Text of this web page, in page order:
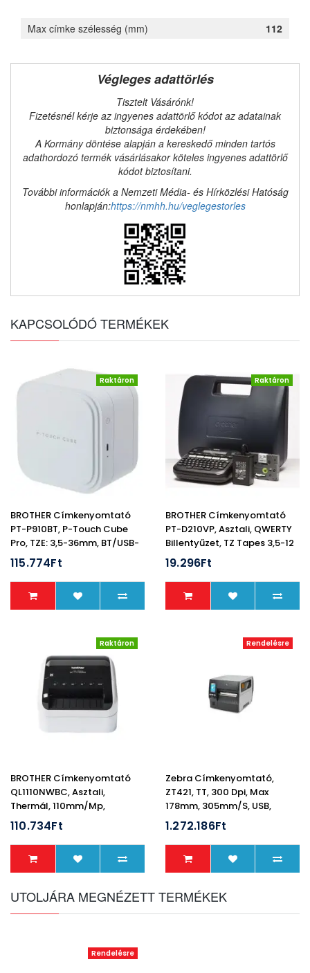
Max címke szélesség (mm) 112
Végleges adattörlés
Tisztelt Vásárónk!
Fizetésnél kérje az ingyenes adattörlő kódot az adatainak
biztonsága érdekében!
A Kormány döntése alapján a kereskedő minden tartós
adathordozó termék vásárlásakor köteles ingyenes adattörlő
kódot biztosítani.
További információk a Nemzeti Média- és Hírközlési Hatóság
honlapján:https://nmhh.hu/veglegestorles
KAPCSOLÓDÓ TERMÉKEK
Raktáron
BROTHER Címkenyomtató
PT-P910BT, P-Touch Cube
Pro, TZE: 3,5-36mm, BT/USB-
C, Hordozható
115.774Ft
Raktáron
BROTHER Címkenyomtató
PT-D210VP, Asztali, QWERTY
Billentyűzet, TZ Tapes 3,5-12
Mm, Grafikus Kijelző,
Hordtáska
19.296Ft
Raktáron
BROTHER Címkenyomtató
QL1110NWBC, Asztali,
Thermál, 110mm/mp,
USB/BT/LAN/Wifi, 300dpi,
Kijelző, DK Címke
110.734Ft
Rendelésre
Zebra Címkenyomtató,
ZT421, TT, 300 Dpi, Max
178mm, 305mm/s, USB,
RS232, BT, Lan, Touch
1.272.186Ft
UTOLJÁRA MEGNÉZETT TERMÉKEK
Rendelésre